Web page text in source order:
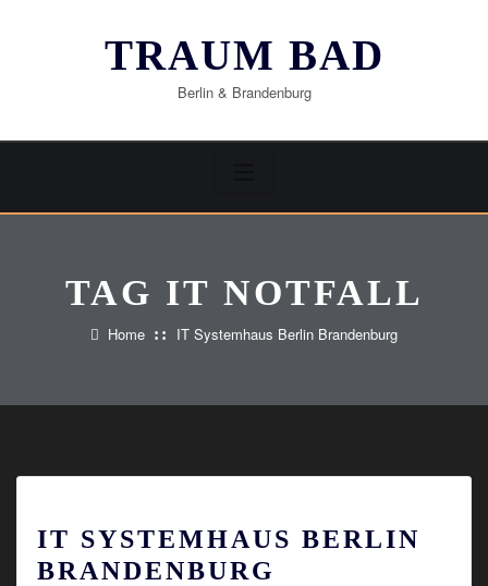
TRAUM BAD
Berlin & Brandenburg
TAG IT NOTFALL
Home IT Systemhaus Berlin Brandenburg
IT SYSTEMHAUS BERLIN
BRANDENBURG